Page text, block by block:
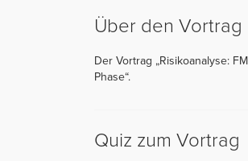
Über den Vortrag
Der Vortrag „Risikoanalyse:
Phase“.
Quiz zum Vortrag